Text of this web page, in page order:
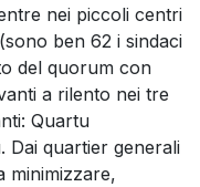
nei piccoli centri
ben 62 i sindaci
del quorum con
a rilento nei tre
Quartu
Dai quartier generali
minimizzare,